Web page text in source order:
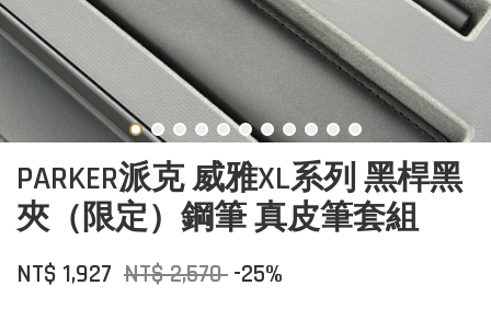
PARKER派克 威雅XL系列 黑桿黑
夾（限定）鋼筆 真皮筆套組
NT$ 1,927 NT$ 2,570 -25%